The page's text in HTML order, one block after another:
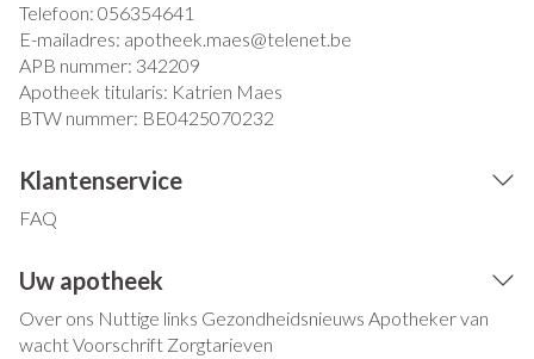
Telefoon: 056354641
E-mailadres: apotheek.maes@telenet.be
APB nummer: 342209
Apotheek titularis: Katrien Maes
BTW nummer: BE0425070232
Klantenservice
FAQ
Uw apotheek
Over ons Nuttige links Gezondheidsnieuws Apotheker van
wachtVoorschrift Zorgtarieven